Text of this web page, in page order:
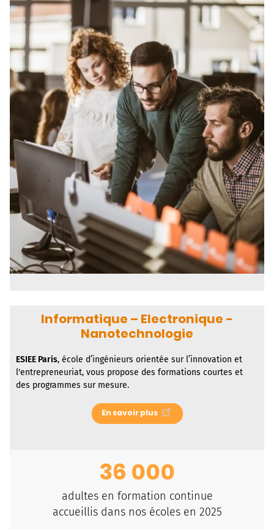
Informatique – Electronique -
Nanotechnologie
ESIEE Paris, école d’ingénieurs orientée sur l’innovation et
l'entrepreneuriat, vous propose des formations courtes et
des programmes sur mesure.
En savoir plus
36 000
adultes en formation continue
accueillis dans nos écoles en 2025